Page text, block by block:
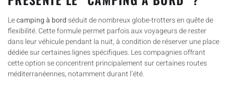
Lecamping à bordséduit de nombreux globe-trotters en quête de
flexibilité. Cette formule permet parfois aux voyageurs de rester
dans leur véhicule pendant la nuit, à condition de réserver une place
dédiée sur certaines lignes spécifiques. Les compagnies offrant
cette option se concentrent principalement sur certaines routes
méditerranéennes, notamment durant l’été.